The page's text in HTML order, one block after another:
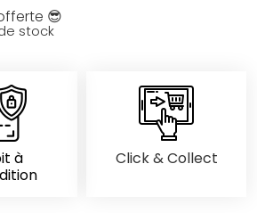
😎
stock
à
Click & Collect